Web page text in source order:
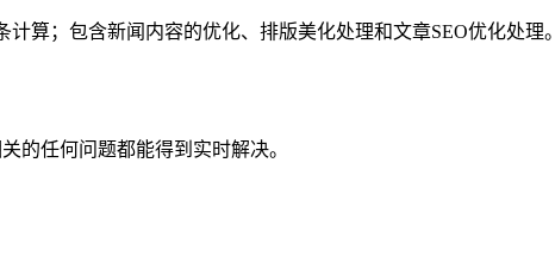
；包含新闻内容的优化、排版美化处理和文章SEO优化处理。
的任何问题都能得到实时解决。